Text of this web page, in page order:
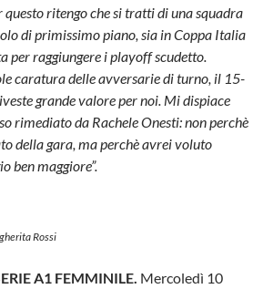
questo ritengo che si tratti di una squadra
di primissimo piano, sia in Coppa Italia
per raggiungere i playoff scudetto.
caratura delle avversarie di turno, il 15-
grande valore per noi. Mi dispiace
rimediato da Rachele Onesti: non perchè
della gara, ma perchè avrei voluto
ben maggiore”.
Rossi
A1 FEMMINILE. Mercoledì 10